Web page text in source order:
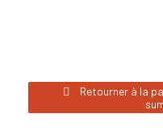
Retourner à la